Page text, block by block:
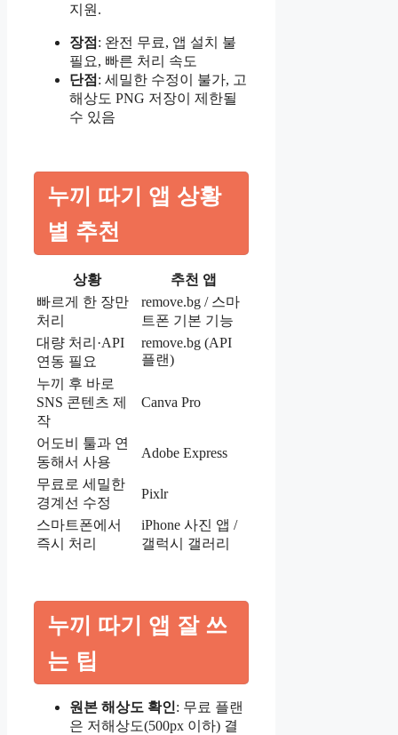
지원.
장점 : 완전 무료, 앱 설치 불
필요, 빠른 처리 속도
단점 : 세밀한 수정이 불가, 고
해상도 PNG 저장이 제한될
수 있음
누끼 따기 앱 상황
별 추천
상황
추천 앱
빠르게 한 장만
처리
remove.bg / 스마
트폰 기본 기능
대량 처리·API
연동 필요
remove.bg (API
플랜)
누끼 후 바로
SNS 콘텐츠 제
작
Canva Pro
어도비 툴과 연
동해서 사용
Adobe Express
무료로 세밀한
경계선 수정
Pixlr
스마트폰에서
즉시 처리
iPhone 사진 앱 /
갤럭시 갤러리
누끼 따기 앱 잘 쓰
는 팁
원본 해상도 확인: 무료 플랜
은 저해상도(500px 이하) 결